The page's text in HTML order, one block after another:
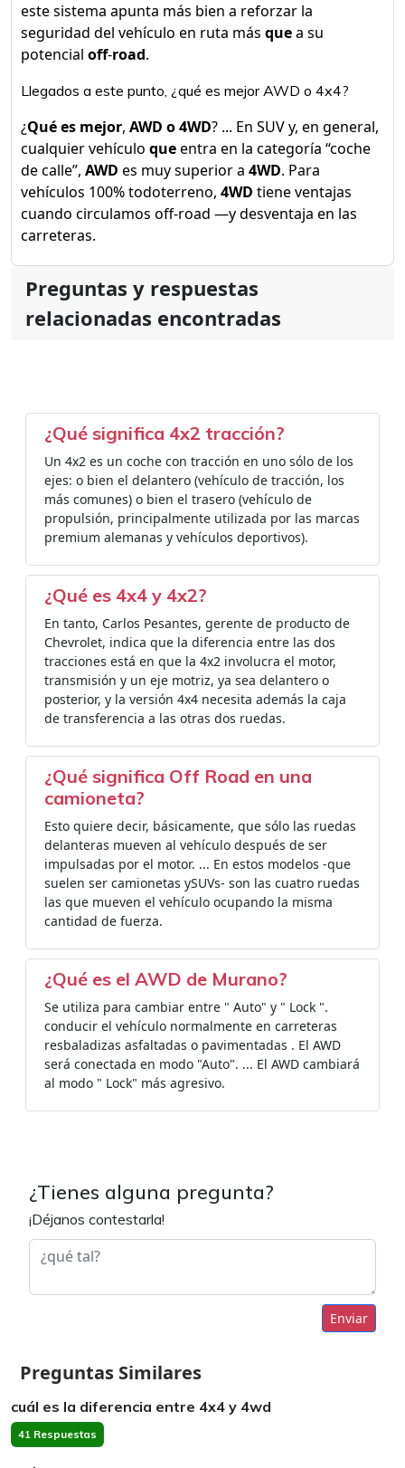
este sistema apunta más bien a reforzar la
seguridad del vehículo en ruta más quea su
potencial off-road.
Llegados a este punto, ¿qué es mejor AWD o 4x4?
¿Qué es mejor, AWD o 4WD? ... En SUV y, en general,
cualquier vehículo queentra en la categoría “coche
de calle”, AWD es muy superior a 4WD. Para
vehículos 100% todoterreno, 4WD tiene ventajas
cuando circulamos off-road —y desventaja en las
carreteras.
Preguntas y respuestas
relacionadas encontradas
¿Qué significa 4x2 tracción?
Un 4x2 es un coche con tracción en uno sólo de los
ejes: o bien el delantero (vehículo de tracción, los
más comunes) o bien el trasero (vehículo de
propulsión, principalmente utilizada por las marcas
premium alemanas y vehículos deportivos).
¿Qué es 4x4 y 4x2?
En tanto, Carlos Pesantes, gerente de producto de
Chevrolet, indica que la diferencia entre las dos
tracciones está en que la 4x2 involucra el motor,
transmisión y un eje motriz, ya sea delantero o
posterior, y la versión 4x4 necesita además la caja
de transferencia a las otras dos ruedas.
¿Qué significa Off Road en una
camioneta?
Esto quiere decir, básicamente, que sólo las ruedas
delanteras mueven al vehículo después de ser
impulsadas por el motor. ... En estos modelos -que
suelen ser camionetas ySUVs- son las cuatro ruedas
las que mueven el vehículo ocupando la misma
cantidad de fuerza.
¿Qué es el AWD de Murano?
Se utiliza para cambiar entre " Auto" y " Lock ".
conducir el vehículo normalmente en carreteras
resbaladizas asfaltadas o pavimentadas . El AWD
será conectada en modo "Auto". ... El AWD cambiará
al modo " Lock" más agresivo.
¿Tienes alguna pregunta?
¡Déjanos contestarla!
Enviar
Preguntas Similares
cuál es la diferencia entre 4x4 y 4wd
41 Respuestas